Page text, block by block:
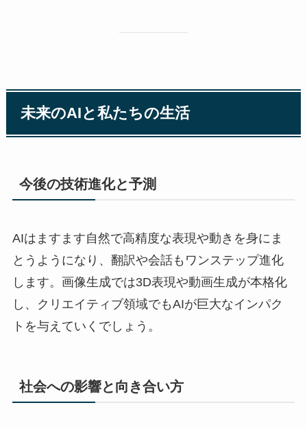
未来のAIと私たちの生活
今後の技術進化と予測
AIはますます自然で高精度な表現や動きを身にま
とうようになり、翻訳や会話もワンステップ進化
します。画像生成では3D表現や動画生成が本格化
し、クリエイティブ領域でもAIが巨大なインパク
トを与えていくでしょう。
社会への影響と向き合い方